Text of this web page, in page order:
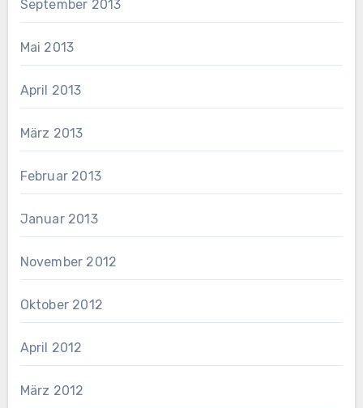
September 2013
Mai 2013
April 2013
März 2013
Februar 2013
Januar 2013
November 2012
Oktober 2012
April 2012
März 2012